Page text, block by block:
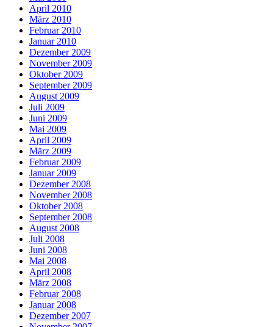
April 2010
März 2010
Februar 2010
Januar 2010
Dezember 2009
November 2009
Oktober 2009
September 2009
August 2009
Juli 2009
Juni 2009
Mai 2009
April 2009
März 2009
Februar 2009
Januar 2009
Dezember 2008
November 2008
Oktober 2008
September 2008
August 2008
Juli 2008
Juni 2008
Mai 2008
April 2008
März 2008
Februar 2008
Januar 2008
Dezember 2007